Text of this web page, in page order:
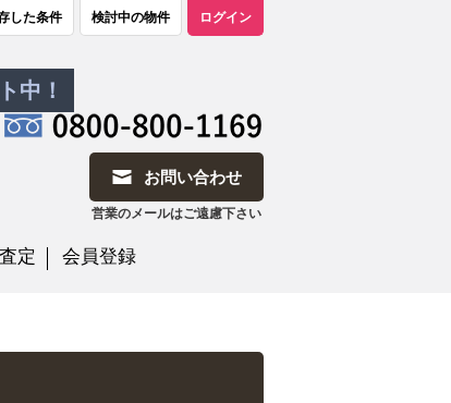
した条件 検討中の物件 ログイン
中！
お問い合わせ
営業のメールはご遠慮下さい
定 会員登録